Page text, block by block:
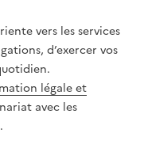
vers les services
d’exercer vos
légale et
avec les